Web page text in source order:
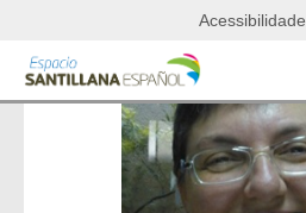
Acessibilidade